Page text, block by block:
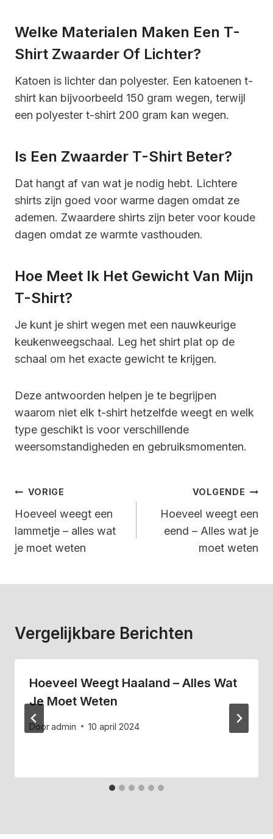
Welke Materialen Maken Een T-
Shirt Zwaarder Of Lichter?
Katoen is lichter dan polyester. Een katoenen t-
shirt kan bijvoorbeeld 150 gram wegen, terwijl
een polyester t-shirt 200 gram kan wegen.
Is Een Zwaarder T-Shirt Beter?
Dat hangt af van wat je nodig hebt. Lichtere
shirts zijn goed voor warme dagen omdat ze
ademen. Zwaardere shirts zijn beter voor koude
dagen omdat ze warmte vasthouden.
Hoe Meet Ik Het Gewicht Van Mijn
T-Shirt?
Je kunt je shirt wegen met een nauwkeurige
keukenweegschaal. Leg het shirt plat op de
schaal om het exacte gewicht te krijgen.
Deze antwoorden helpen je te begrijpen
waarom niet elk t-shirt hetzelfde weegt en welk
type geschikt is voor verschillende
weersomstandigheden en gebruiksmomenten.
Bericht
Navigatie
VORIGE
Hoeveel weegt een
lammetje – alles wat
je moet weten
VOLGENDE
Hoeveel weegt een
eend – Alles wat je
moet weten
Vergelijkbare Berichten
Hoeveel Weegt Haaland – Alles Wat
Je Moet Weten
Dooradmin 10 april 2024